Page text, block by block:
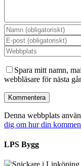
Spara mitt namn,
webbläsare för nästa
Denna webbplats
dig om hur din
LPS Bygg